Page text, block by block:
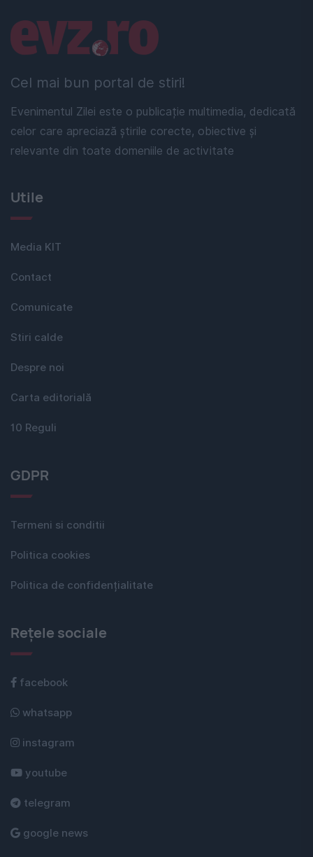
Cel mai bun portal de stiri!
Evenimentul Zilei este o publicație multimedia, dedicată
celor care apreciază știrile corecte, obiective și
relevante din toate domeniile de activitate
Linkuri utile
Utile
Media KIT
Contact
Comunicate
Stiri calde
Despre noi
Carta editorială
10 Reguli
GDPR
Termeni si conditii
Politica cookies
Politica de confidențialitate
Rețele sociale
facebook
whatsapp
instagram
youtube
telegram
google news